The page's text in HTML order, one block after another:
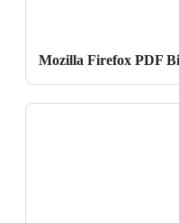
Mozilla Firefox PDF